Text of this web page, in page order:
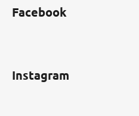
Facebook
Instagram